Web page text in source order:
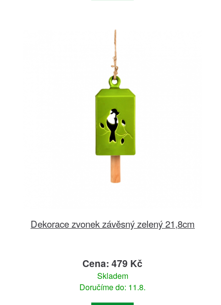
Dekorace zvonek závěsný zelený 21,8cm
Cena: 479 Kč
Skladem
Doručíme do: 11.8.